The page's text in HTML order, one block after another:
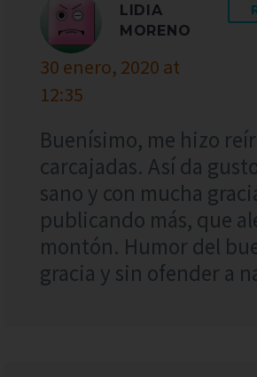
LIDIA
MORENO
30 enero, 2020 at
12:35
Buenísimo, me hizo
carcajadas. Así da
sano y con mucha
publicando más, que
montón. Humor del
gracia y sin ofender a